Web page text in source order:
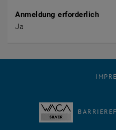
Anmeldung erforderlich
Ja